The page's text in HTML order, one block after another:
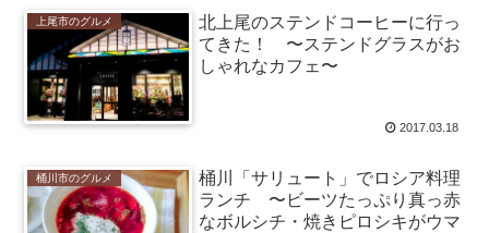
上尾市のグルメ
北上尾のステンドコーヒーに行っ
てきた！ 〜ステンドグラスがお
しゃれなカフェ〜
2017.03.18
桶川市のグルメ
桶川「サリュート」でロシア料理
ランチ 〜ビーツたっぷり真っ赤
なボルシチ・焼きピロシキがウマ